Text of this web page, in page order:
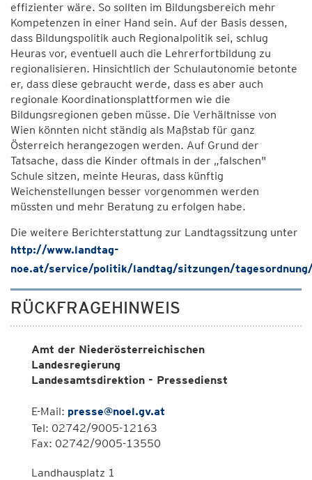
effizienter wäre. So sollten im Bildungsbereich mehr
Kompetenzen in einer Hand sein. Auf der Basis dessen,
dass Bildungspolitik auch Regionalpolitik sei, schlug
Heuras vor, eventuell auch die Lehrerfortbildung zu
regionalisieren. Hinsichtlich der Schulautonomie betonte
er, dass diese gebraucht werde, dass es aber auch
regionale Koordinationsplattformen wie die
Bildungsregionen geben müsse. Die Verhältnisse von
Wien könnten nicht ständig als Maßstab für ganz
Österreich herangezogen werden. Auf Grund der
Tatsache, dass die Kinder oftmals in der „falschen"
Schule sitzen, meinte Heuras, dass künftig
Weichenstellungen besser vorgenommen werden
müssten und mehr Beratung zu erfolgen habe.
Die weitere Berichterstattung zur Landtagssitzung unter
http://www.landtag-
noe.at/service/politik/landtag/sitzungen/
RÜCKFRAGEHINWEIS
Amt der Niederösterreichischen
Landesregierung
Landesamtsdirektion - Pressedienst
E-Mail: presse@noel.gv.at
Tel: 02742/9005-12163
Fax: 02742/9005-13550
Landhausplatz 1